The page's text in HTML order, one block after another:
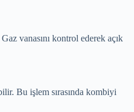
vanasını kontrol ederek açık
Bu işlem sırasında kombiyi